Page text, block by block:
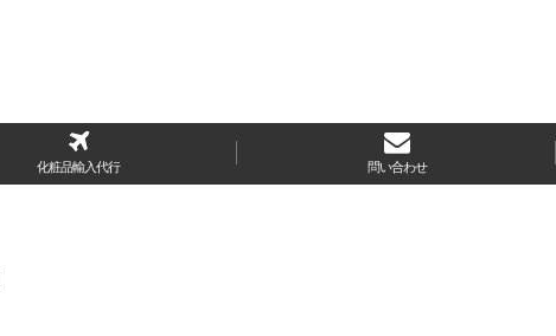
化粧品輸入代行 問い合わせ